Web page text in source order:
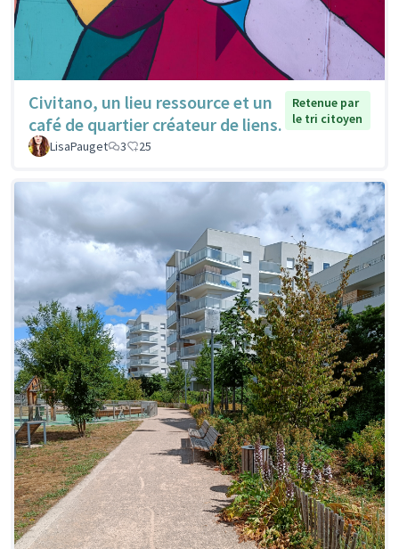
Civitano, un lieu ressource et un
café de quartier créateur de liens.
Retenue par
le tri citoyen
LisaPauget
3 25